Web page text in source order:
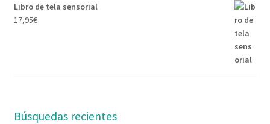
Libro de tela sensorial
17,95€
Búsquedas recientes